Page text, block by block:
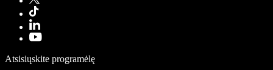
Atsisiųskite programėlę